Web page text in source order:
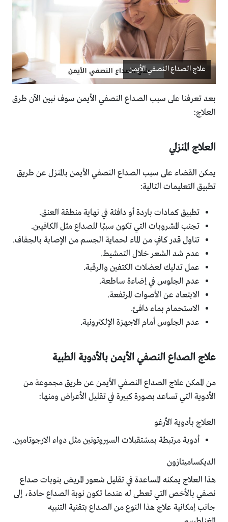
علاج الصداع النصفي الأيمن
بعد تعرفنا على سبب الصداع النصفي الأيمن سوف نبين الآن طرق
العلاج:
العلاج المنزلي
يمكن القضاء على سبب الصداع النصفي الأيمن بالمنزل عن طريق
تطبيق التعليمات التالية:
تطبيق كمادات باردة أو دافئة في نهاية منطقة العنق.
تجنب المشروبات التي تكون سببًا للصداع مثل الكافيين.
تناول قدر كافٍ من الماء لحماية الجسم من الإصابة بالجفاف.
عدم شد الشعر خلال التمشيط.
عمل تدليك لعضلات الكتفين والرقبة.
عدم الجلوس في إضاءة ساطعة.
الابتعاد عن الأصوات المرتفعة.
الاستحمام بماء دافئ.
عدم الجلوس أمام الاجهزة الإلكترونية.
علاج الصداع النصفي الأيمن بالأدوية الطبية
من الممكن علاج الصداع النصفي الأيمن عن طريق مجموعة من
الأدوية التي تساعد بصورة كبيرة في تقليل الأعراض ومنها:
العلاج بأدوية الأرغو
أدوية مرتبطة بمسْتقبلات السيروتونين مثل دواء الارجوتامين.
الديكساميتازون
هذا العلاج يمكنه المساعدة في تقليل شعور المريض بنوبات صداع
نصفي بالأخص التي تعطى له عندما تكون نوبة الصداع حادة، إلى
جانب إمكانية علاج هذا النوع من الصداع بتقنية التنبيه